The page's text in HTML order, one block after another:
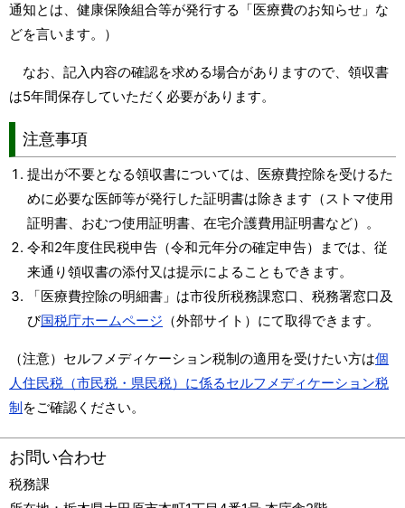
通知とは、健康保険組合等が発行する「医療費のお知らせ」な
どを言います。）
なお、記入内容の確認を求める場合がありますので、領収書
は5年間保存していただく必要があります。
注意事項
提出が不要となる領収書については、医療費控除を受けるた
めに必要な医師等が発行した証明書は除きます（ストマ使用
証明書、おむつ使用証明書、在宅介護費用証明書など）。
令和2年度住民税申告（令和元年分の確定申告）までは、従
来通り領収書の添付又は提示によることもできます。
「医療費控除の明細書」は市役所税務課窓口、税務署窓口及
び国税庁ホームページ （外部サイト）にて取得できます。
（注意）セルフメディケーション税制の適用を受けたい方は個
人住民税（市民税・県民税）に係るセルフメディケーション税
制をご確認ください。
お問い合わせ
税務課